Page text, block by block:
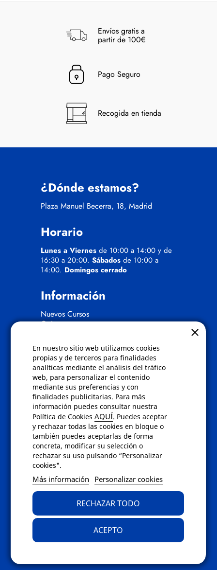
En nuestro sitio web utilizamos cookies
propias y de terceros para finalidades
analíticas mediante el análisis del tráfico
web, para personalizar el contenido
mediante sus preferencias y con
finalidades publicitarias. Para más
información puedes consultar nuestra
Política de CookiesAQUÍ. Puedes aceptar
y rechazar todas las cookies en bloque o
también puedes aceptarlas de forma
concreta, modificar su selección o
rechazar su uso pulsando “Personalizar
cookies".
Más información Personalizar cookies
RECHAZAR TODO
ACEPTO
Envíos gratis a
partir de 100€
Pago Seguro
Recogida en tienda
¿Dónde estamos?
Plaza Manuel Becerra, 18, Madrid
Horario
Lunes a Viernes de 10:00 a 14:00 y de
16:30 a 20:00. Sábados de 10:00 a
14:00. Domingos cerrado
Información
Nuevos Cursos
Quienes somos
Políticas
Condiciones de compra
Aviso de privacidad
Cookies
Bajas comunicados comerciales
Derecho de desistimiento
Preguntas frecuentes
Contacto
Envíanos un email a
bien rellena nuestroformulario de
contacto